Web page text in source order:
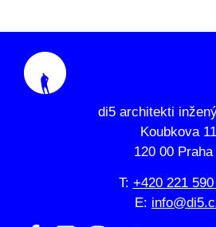
di5 architekti
Koubkova 11
120 00 Praha
T: +420 221
E: